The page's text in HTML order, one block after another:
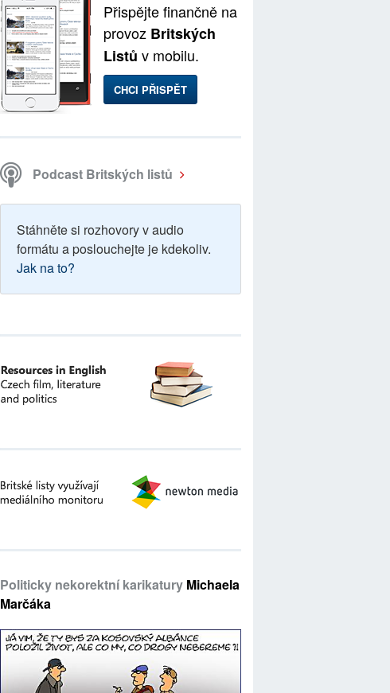
Přispějte finančně na
provoz Britských
Listů v mobilu.
CHCI PŘISPĚT
Podcast Britských listů
Stáhněte si rozhovory v audio
formátu a poslouchejte je kdekoliv.
Jak na to?
Politicky nekorektní karikatury Michaela
Marčáka